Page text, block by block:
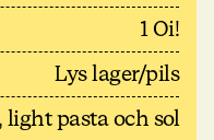
1 Oi!
Lys lager/pils
light pasta och sol